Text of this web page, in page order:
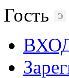
Гость